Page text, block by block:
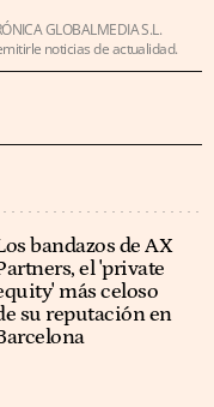
GLOBALMEDIA S.L.
noticias de actualidad.
bandazos de AX
el 'private
más celoso
su reputación en